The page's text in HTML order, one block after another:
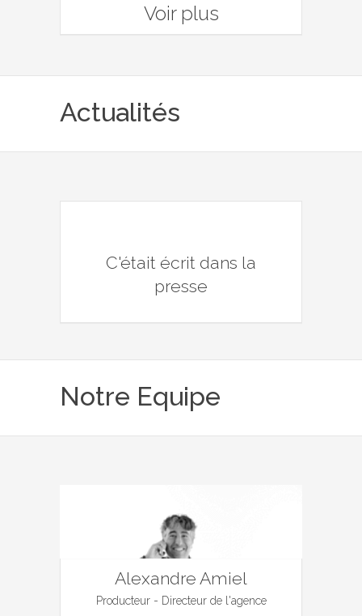
Voir plus
Actualités
C'était écrit dans la
presse
Notre Equipe
Alexandre Amiel
Producteur - Directeur de l'agence